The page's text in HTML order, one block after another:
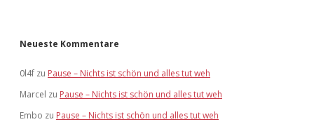
Neueste Kommentare
0l4f zu Pause – Nichts ist schön und alles tut weh
Marcel zu Pause – Nichts ist schön und alles tut weh
Embo zu Pause – Nichts ist schön und alles tut weh